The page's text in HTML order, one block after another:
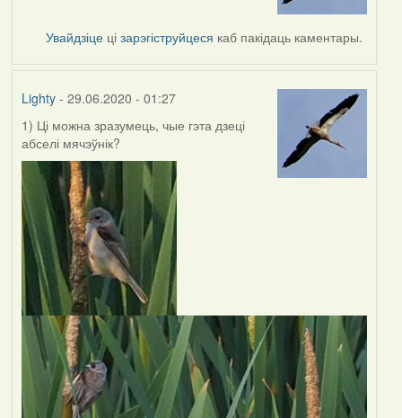
HarrierУвайдзіце цізарэгіструйцеся каб пакідаць каментары.
Lighty- 29.06.2020 - 01:27
1) Ці можна зразумець, чые гэта дзеці
абселі мячэўнік?